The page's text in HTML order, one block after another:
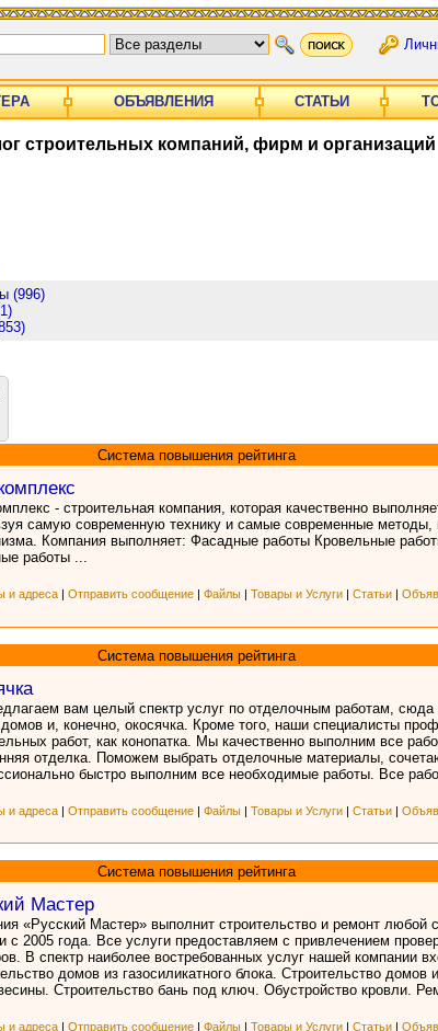
ОБЪЯВЛЕНИЯ СТАТЬИ
строительных компаний, фирм и организаций
(996)
Система повышения рейтинга
- строительная компания, которая качественно
самую современную технику и самые современные
Компания выполняет: Фасадные работы Кровельные
работы ...
и адреса Отправить сообщение| Файлы| Товары и Услуги| Статьи|
Система повышения рейтинга
вам целый спектр услуг по отделочным работам, сюда
и, конечно, окосячка. Кроме того, наши специалисты
работ, как конопатка. Мы качественно выполним все
отделка. Поможем выбрать отделочные материалы,
быстро выполним все необходимые работы. Все
и адреса | Отправить сообщение| Файлы| Товары и Услуги| Статьи|
Система повышения рейтинга
Мастер
«Русский Мастер» выполнит строительство и ремонт любой
с 2005 года. Все услуги предоставляем с привлечением
В спектр наиболее востребованных услуг нашей компании
домов из газосиликатного блока. Строительство
Строительство бань под ключ. Обустройство кровли.
и адреса | Отправить сообщение| Файлы| Товары и Услуги| Статьи|